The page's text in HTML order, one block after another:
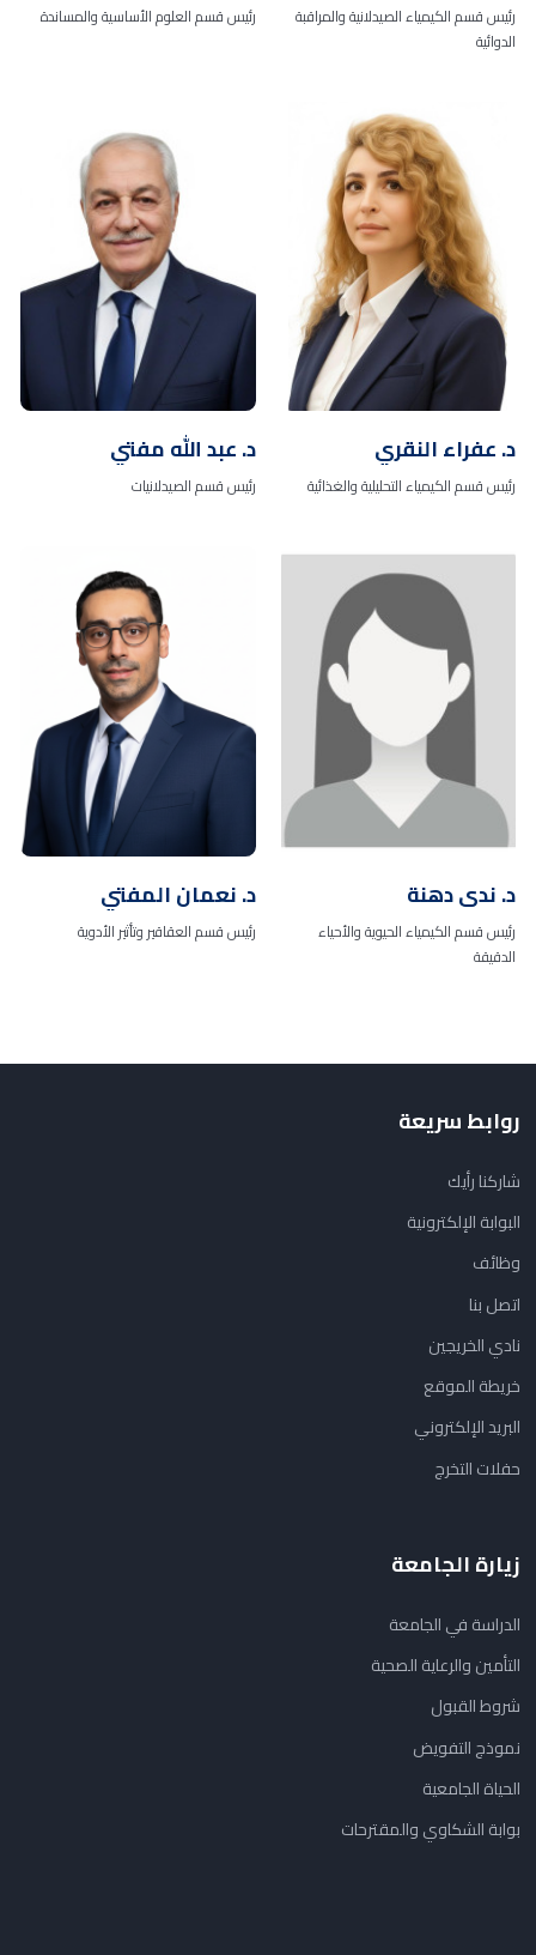
رئيس قسم الكيمياء الصيدلانية والمراقبة
الدوائية
رئيس قسم العلوم الأساسية والمساندة
د. عفراء النقري
رئيس قسم الكيمياء التحليلية والغذائية
د. عبد الله مفتي
رئيس قسم الصيدلانيات
د. ندى دهنة
رئيس قسم الكيمياء الحيوية والأحياء
الدقيقة
د. نعمان المفتي
رئيس قسم العقاقير وتأثير الأدوية
روابط سريعة
شاركنا رأيك
البوابة الإلكترونية
وظائف
اتصل بنا
نادي الخريجين
خريطة الموقع
البريد الإلكتروني
حفلات التخرج
زيارة الجامعة
الدراسة في الجامعة
التأمين والرعاية الصحية
شروط القبول
نموذج التفويض
الحياة الجامعية
بوابة الشكاوي والمقترحات